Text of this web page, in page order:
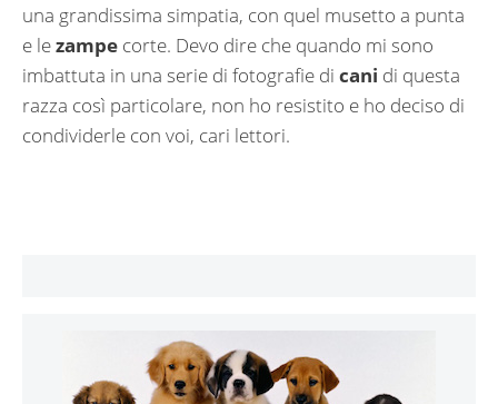
una grandissima simpatia, con quel musetto a punta
e lezampe corte. Devo dire che quando mi sono
imbattuta in una serie di fotografie di cani di questa
razza così particolare, non ho resistito e ho deciso di
condividerle con voi, cari lettori.